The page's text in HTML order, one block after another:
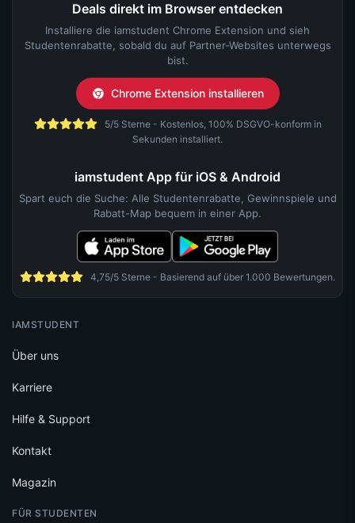
Deals direkt im Browser entdecken
Installiere die iamstudent Chrome Extension und sieh
Studentenrabatte, sobald du auf Partner-Websites unterwegs
bist.
Chrome Extension installieren
5/5 Sterne - Kostenlos, 100% DSGVO-konform in
Sekunden installiert.
iamstudent App für iOS & Android
Spart euch die Suche: Alle Studentenrabatte, Gewinnspiele und
Rabatt-Map bequem in einer App.
4,75/5 Sterne - Basierend auf über 1.000 Bewertungen.
IAMSTUDENT
Über uns
Karriere
Hilfe & Support
Kontakt
Magazin
FÜR STUDENTEN